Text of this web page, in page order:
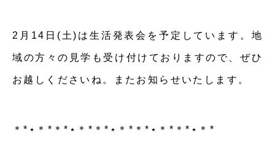
2月14日(土)は生活発表会を予定しています。地
域の方々の見学も受け付けておりますので、ぜひ
お越しくださいね。またお知らせいたします。
＊*⋆＊*＊*⋆＊*＊*⋆＊*＊*⋆＊*＊*⋆＊*